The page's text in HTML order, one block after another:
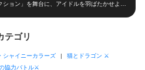
ョン」を舞台に、アイドルを羽ばたかせよ
などの行動を選択！限られた期間の中でアイド
第！ ■アイドルと信頼関係を深めよう！■ アイ
ーの大切なお仕事！朝の挨拶からライブ直前ま
テゴリ
シャイニーカラーズ
猫とドラゴン ⚔
協力バトル⚔